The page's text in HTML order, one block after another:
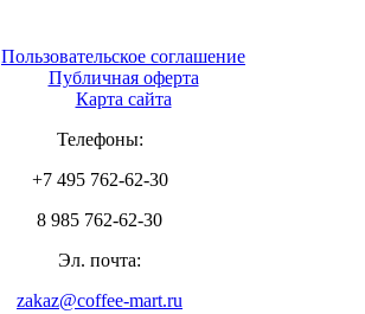
Пользовательское соглашение
Публичная оферта
Карта сайта
Телефоны:
+7 495 762-62-30
8 985 762-62-30
Эл. почта:
zakaz@coffee-mart.ru